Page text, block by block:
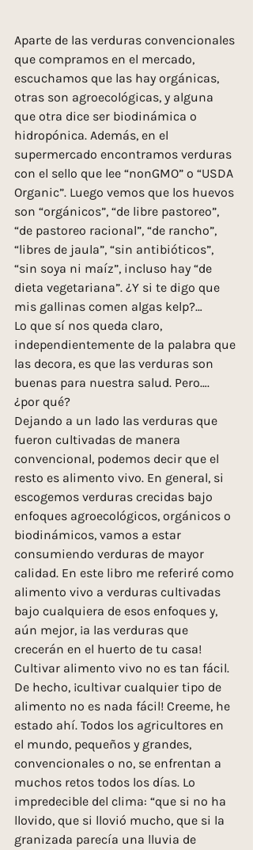
Aparte de las verduras convencionales
que compramos en el mercado,
escuchamos que las hay orgánicas,
otras son agroecológicas, y alguna
que otra dice ser biodinámica o
hidropónica. Además, en el
supermercado encontramos verduras
con el sello que lee “nonGMO” o “USDA
Organic”. Luego vemos que los huevos
son “orgánicos”, “de libre pastoreo”,
“de pastoreo racional”, “de rancho”,
“libres de jaula”, “sin antibióticos”,
“sin soya ni maíz”, incluso hay “de
dieta vegetariana”. ¿Y si te digo que
mis gallinas comen algas kelp?…
Lo que sí nos queda claro,
independientemente de la palabra que
las decora, es que las verduras son
buenas para nuestra salud. Pero….
¿por qué?
Dejando a un lado las verduras que
fueron cultivadas de manera
convencional, podemos decir que el
resto es alimento vivo. En general, si
escogemos verduras crecidas bajo
enfoques agroecológicos, orgánicos o
biodinámicos, vamos a estar
consumiendo verduras de mayor
calidad. En este libro me referiré como
alimento vivo a verduras cultivadas
bajo cualquiera de esos enfoques y,
aún mejor, ¡a las verduras que
crecerán en el huerto de tu casa!
Cultivar alimento vivo no es tan fácil.
De hecho, ¡cultivar cualquier tipo de
alimento no es nada fácil! Creeme, he
estado ahí. Todos los agricultores en
el mundo, pequeños y grandes,
convencionales o no, se enfrentan a
muchos retos todos los días. Lo
impredecible del clima: “que si no ha
llovido, que si llovió mucho, que si la
granizada parecía una lluvia de